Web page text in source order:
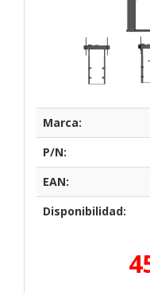
Marca:
P/N:
EAN:
Disponibilidad: